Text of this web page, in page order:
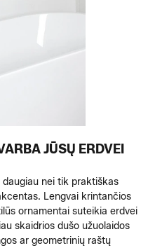
JŪSŲ ERDVEI
daugiau nei tik praktiškas
Lengvai krintančios
ornamentai suteikia erdvei
skaidrios dušo užuolaidos
ar geometrinių raštų